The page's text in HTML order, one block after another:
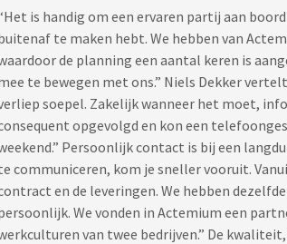
is handig om een ervaren partij aan
te maken hebt. We hebben van
de planning een aantal keren is
te bewegen met ons.” Niels Dekker
soepel. Zakelijk wanneer het moet,
opgevolgd en kon een
Persoonlijk contact is bij een
communiceren, kom je sneller vooruit.
en de leveringen. We hebben
We vonden in Actemium een
van twee bedrijven.” De